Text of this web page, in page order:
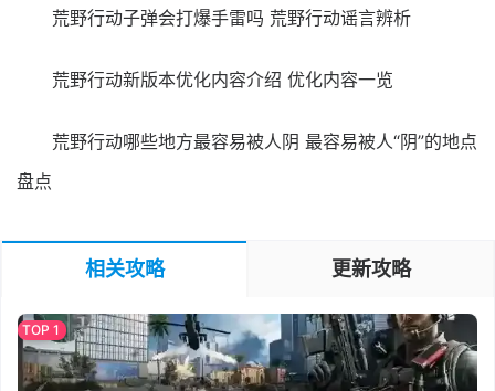
荒野行动子弹会打爆手雷吗 荒野行动谣言辨析
荒野行动新版本优化内容介绍 优化内容一览
荒野行动哪些地方最容易被人阴 最容易被人“阴”的地点
盘点
相关攻略 更新攻略